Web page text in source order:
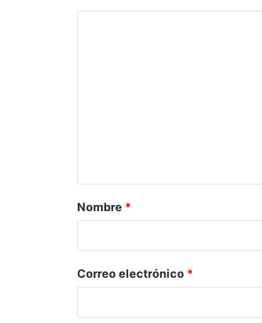
a
r
*
Nombre *
Correo electrónico *